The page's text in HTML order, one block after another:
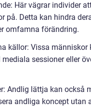
Här vägrar individer
på. Detta kan hindra
omfamna förändring.
källor: Vissa
sessioner eller
Andlig lättja kan också
andliga koncept utan